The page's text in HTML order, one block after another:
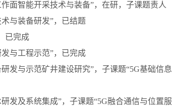
面智能开采技术与装备”，在研，子课题责人
与装备研发”，已结题
已完成
与工程示范”，已完成
发与示范矿井建设研究”，子课题“5G基础信息
发及系统集成”，子课题“5G融合通信与位置服